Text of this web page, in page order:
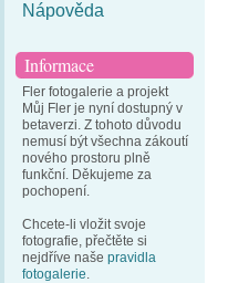
Nápověda
Informace
Fler fotogalerie a projekt
Můj Fler je nyní dostupný v
betaverzi. Z tohoto důvodu
nemusí být všechna zákoutí
nového prostoru plně
funkční. Děkujeme za
pochopení.
Chcete-li vložit svoje
fotografie, přečtěte si
nejdříve naše pravidla
fotogalerie.